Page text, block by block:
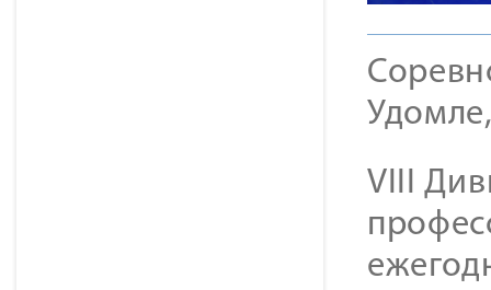
VIII